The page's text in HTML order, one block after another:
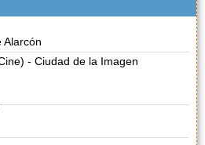
Alarcón
- Ciudad de la Imagen